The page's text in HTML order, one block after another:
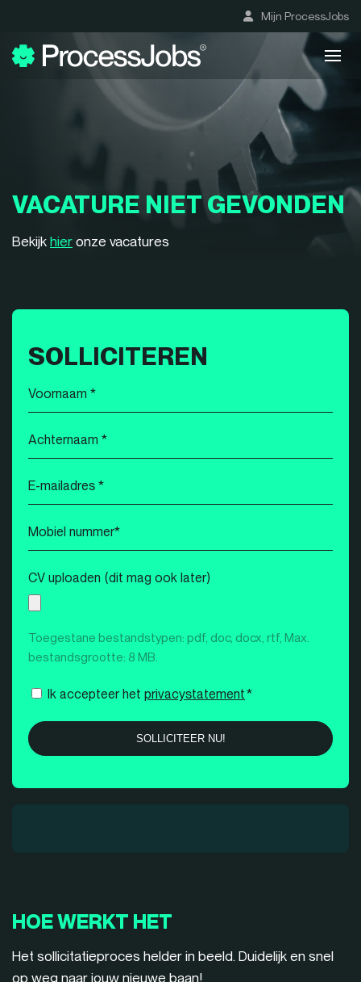
Mijn ProcessJobs
VACATURE NIET GEVONDEN
Bekijk hier onze vacatures
SOLLICITEREN
Voornaam
*
Achternaam
*
E-
mailadres
*
Mobiel
nummer
*
CV uploaden (dit mag ook later)
Toegestane bestandstypen: pdf, doc, docx, rtf, Max.
bestandsgrootte: 8 MB.
Instemming
Ik accepteer het privacystatement*
HOE WERKT HET
Het sollicitatieproces helder in beeld. Duidelijk en snel
op weg naar jouw nieuwe baan!